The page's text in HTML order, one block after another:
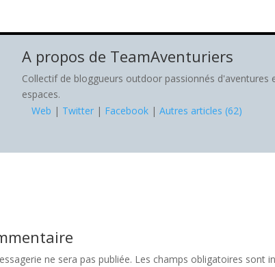
A propos de TeamAventuriers
Collectif de bloggueurs outdoor passionnés d'aventures
espaces.
Web | Twitter | Facebook | Autres articles (62)
ne sera pas publiée. Les champs obligatoires sont